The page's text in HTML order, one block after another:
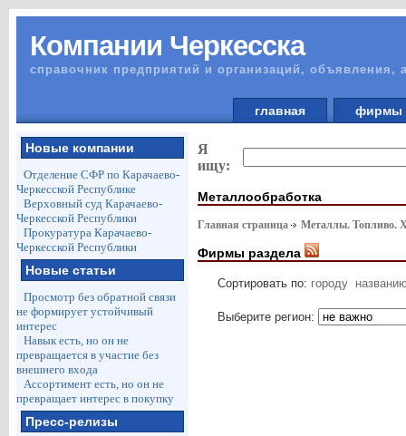
Компании Черкесска
справочник предприятий и организаций, объявления,
главная
Новые компании
Отделение СФР по Карачаево-
Черкесской Республике
Верховный суд Карачаево-
Черкесской Республики
Прокуратура Карачаево-
Черкесской Республики
Новые статьи
Просмотр без обратной связи
не формирует устойчивый
интерес
Навык есть, но он не
превращается в участие без
внешнего входа
Ассортимент есть, но он не
превращает интерес в покупку
Пресс-релизы
Я
ищу:
Металлообработка
Главная страница Металлы. Топливо.
Фирмы раздела
Сортировать по: городу
Выберите регион: